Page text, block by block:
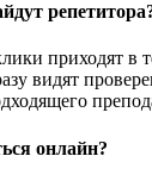
приходят в
видят
онлайн?